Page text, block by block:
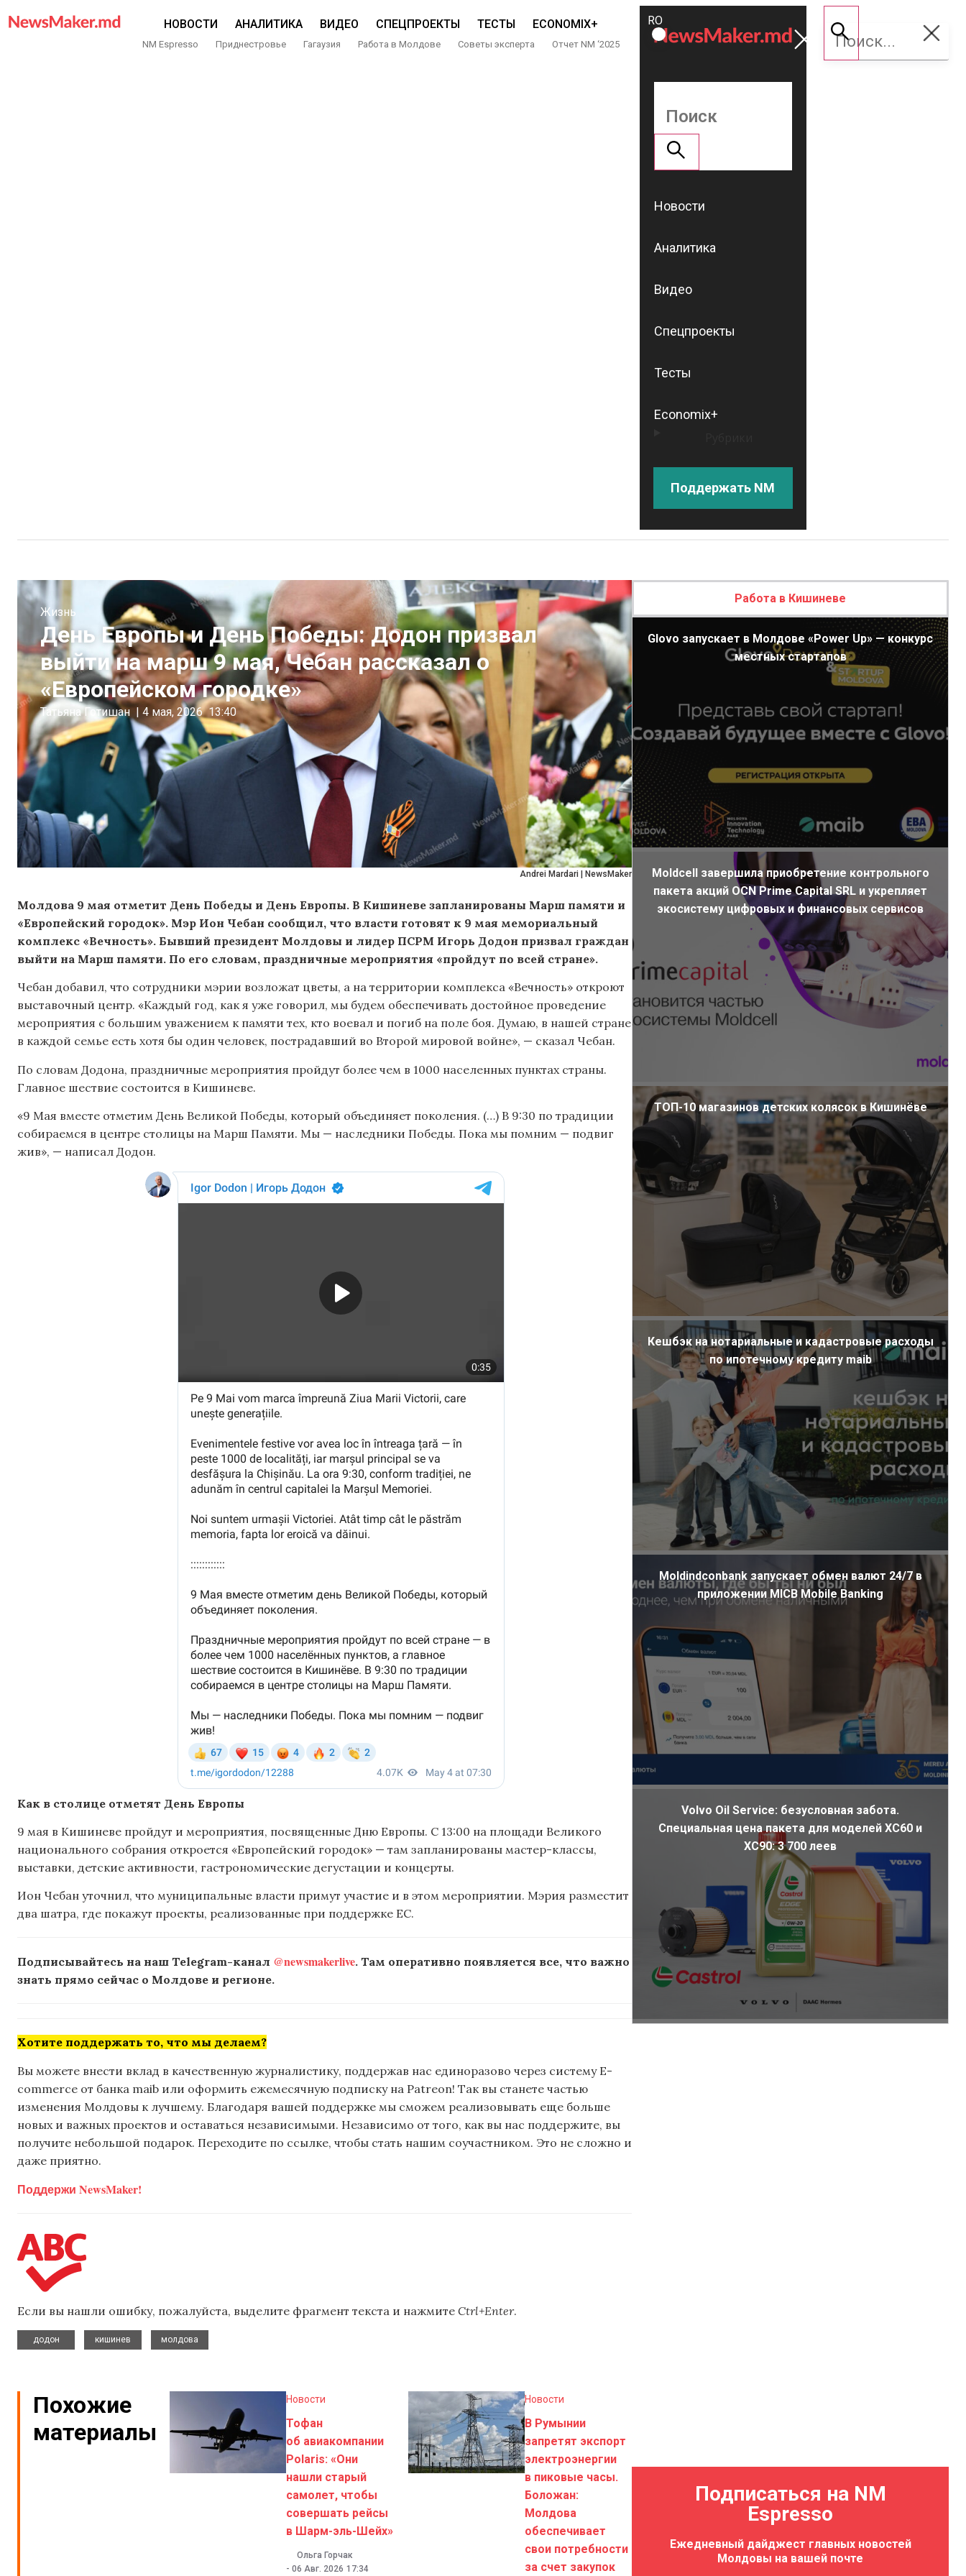
НОВОСТИ АНАЛИТИКА ВИДЕО СПЕЦПРОЕКТЫ ТЕСТЫ ECONOMIX+
NM Espresso Приднестровье Гагаузия Работа в Молдове Советы эксперта Отчет NM ‘2025
ROMÂNĂ
RU
Поддержать
NM
Новости
Аналитика
Видео
Спецпроекты
Тесты
Economix+
Поддержать NM
Andrei Mardari | NewsMaker
Жизнь
День Европы и День Победы: Додон призвал
выйти на марш 9 мая, Чебан рассказал о
«Европейском городке»
Татьяна Готишан | 4 мая, 2026 13:40
Молдова 9 мая отметит День Победы и День Европы. В Кишиневе запланированы Марш памяти и
«Европейский городок». Мэр Ион Чебан сообщил, что власти готовят к 9 мая мемориальный
комплекс «Вечность». Бывший президент Молдовы и лидер ПСРМ Игорь Додон призвал граждан
выйти на Марш памяти. По его словам, праздничные мероприятия «пройдут по всей стране».
Чебан добавил, что сотрудники мэрии возложат цветы, а на территории комплекса «Вечность» откроют
выставочный центр. «Каждый год, как я уже говорил, мы будем обеспечивать достойное проведение
мероприятия с большим уважением к памяти тех, кто воевал и погиб на поле боя. Думаю, в нашей стране
в каждой семье есть хотя бы один человек, пострадавший во Второй мировой войне», — сказал Чебан.
По словам Додона, праздничные мероприятия пройдут более чем в 1000 населенных пунктах страны.
Главное шествие состоится в Кишиневе.
«9 Мая вместе отметим День Великой Победы, который объединяет поколения. (…) В 9:30 по традиции
собираемся в центре столицы на Марш Памяти. Мы — наследники Победы. Пока мы помним — подвиг
жив», — написал Додон.
Как в столице отметят День Европы
9 мая в Кишиневе пройдут и мероприятия, посвященные Дню Европы. С 13:00 на площади Великого
национального собрания откроется «Европейский городок» — там запланированы мастер-классы,
выставки, детские активности, гастрономические дегустации и концерты.
Ион Чебан уточнил, что муниципальные власти примут участие и в этом мероприятии. Мэрия разместит
два шатра, где покажут проекты, реализованные при поддержке ЕС.
Подписывайтесь на наш Telegram-канал @newsmakerlive. Там оперативно появляется все, что важно
знать прямо сейчас о Молдове и регионе.
Хотите поддержать то, что мы делаем?
Вы можете внести вклад в качественную журналистику, поддержав нас единоразово через систему E-
commerce от банка maib или оформить ежемесячную подписку на Patreon! Так вы станете частью
изменения Молдовы к лучшему. Благодаря вашей поддержке мы сможем реализовывать еще больше
новых и важных проектов и оставаться независимыми. Независимо от того, как вы нас поддержите, вы
получите небольшой подарок. Переходите по ссылке, чтобы стать нашим соучастником. Это не сложно и
даже приятно.
Поддержи NewsMaker!
Если вы нашли ошибку, пожалуйста, выделите фрагмент текста и нажмите Ctrl+Enter.
додон
кишинев
молдова
Похожие
материалы
Новости
Тофан
об авиакомпании
Polaris: «Они
нашли старый
самолет, чтобы
совершать рейсы
в Шарм-эль-Шейх»
Ольга Горчак
- 06 Авг. 2026 17:34
Новости
В Румынии
запретят экспорт
электроэнергии
в пиковые часы.
Боложан:
Молдова
обеспечивает
свои потребности
за счет закупок
Работа в Кишиневе
Glovo запускает в Молдове «Power Up» — конкурс
местных стартапов
Moldcell завершила приобретение контрольного
пакета акций OCN Prime Capital SRL и укрепляет
экосистему цифровых и финансовых сервисов
ТОП-10 магазинов детских колясок в Кишинёве
Кешбэк на нотариальные и кадастровые расходы
по ипотечному кредиту maib
Moldindconbank запускает обмен валют 24/7 в
приложении MICB Mobile Banking
Volvo Oil Service: безусловная забота.
Специальная цена пакета для моделей XC60 и
XC90: 3 700 леев
Подписаться на NM
Espresso
Ежедневный дайджест главных новостей
Молдовы на вашей почте